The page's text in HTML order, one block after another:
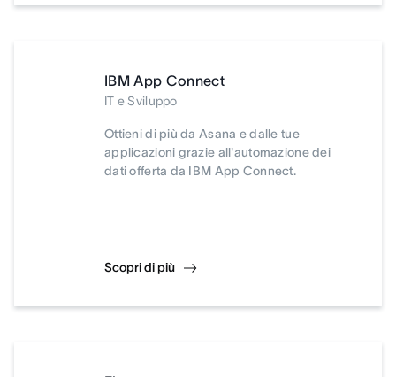
IBM App Connect
IT e Sviluppo
Ottieni di più da Asana e dalle tue
applicazioni grazie all'automazione dei
dati offerta da IBM App Connect.
Scopri di più